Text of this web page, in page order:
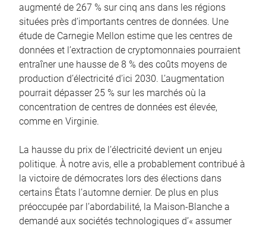
augmenté de 267 % sur cinq ans dans les régions
situées près d’importants centres de données. Une
étude de Carnegie Mellon estime que les centres de
données et l’extraction de cryptomonnaies pourraient
entraîner une hausse de 8 % des coûts moyens de
production d’électricité d’ici 2030. L’augmentation
pourrait dépasser 25 % sur les marchés où la
concentration de centres de données est élevée,
comme en Virginie.
La hausse du prix de l’électricité devient un enjeu
politique. À notre avis, elle a probablement contribué à
la victoire de démocrates lors des élections dans
certains États l’automne dernier. De plus en plus
préoccupée par l’abordabilité, la Maison-Blanche a
demandé aux sociétés technologiques d’« assumer